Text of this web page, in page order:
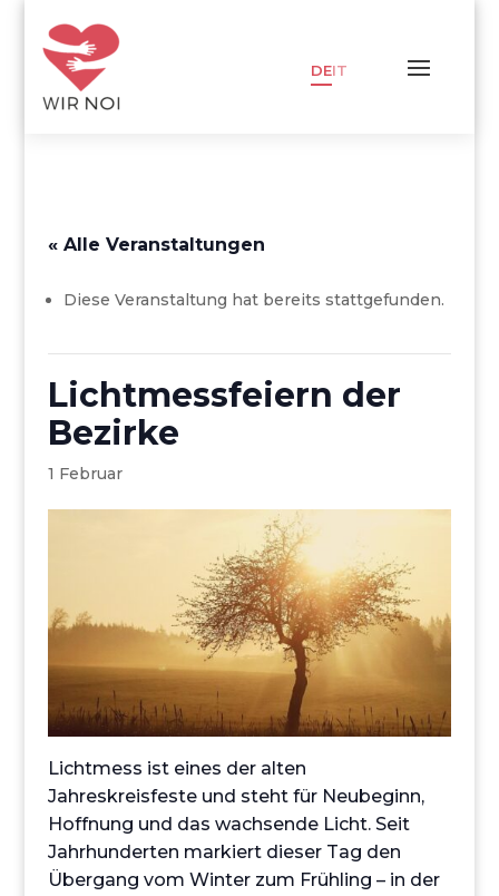
DEIT
« Alle Veranstaltungen
Diese Veranstaltung hat bereits stattgefunden.
Lichtmessfeiern der
Bezirke
1 Februar
Lichtmess ist eines der alten
Jahreskreisfeste und steht für Neubeginn,
Hoffnung und das wachsende Licht. Seit
Jahrhunderten markiert dieser Tag den
Übergang vom Winter zum Frühling – in der